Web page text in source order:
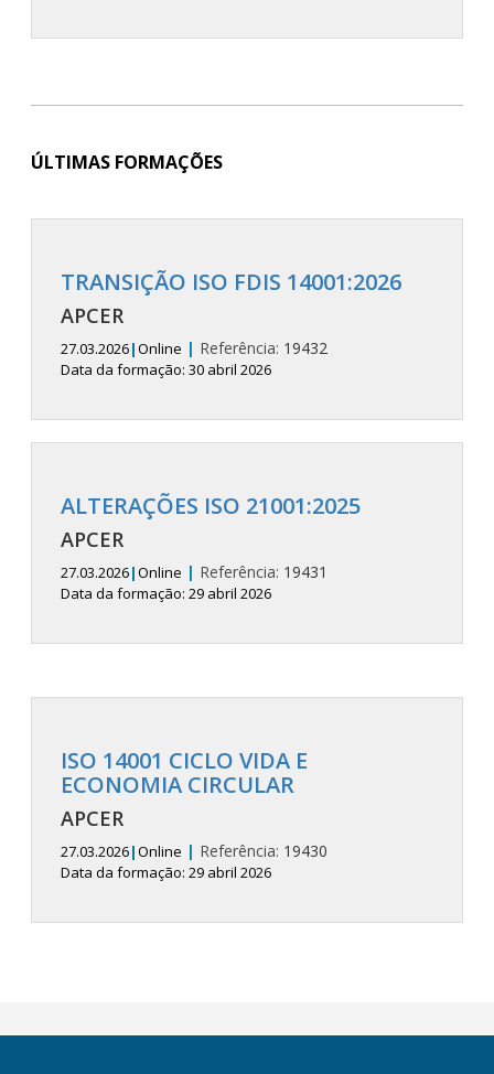
ÚLTIMAS FORMAÇÕES
TRANSIÇÃO ISO FDIS 14001:2026
APCER
27.03.2026|Online | Referência: 19432
Data da formação: 30 abril 2026
ALTERAÇÕES ISO 21001:2025
APCER
27.03.2026|Online | Referência: 19431
Data da formação: 29 abril 2026
ISO 14001 CICLO VIDA E
ECONOMIA CIRCULAR
APCER
27.03.2026|Online | Referência: 19430
Data da formação: 29 abril 2026